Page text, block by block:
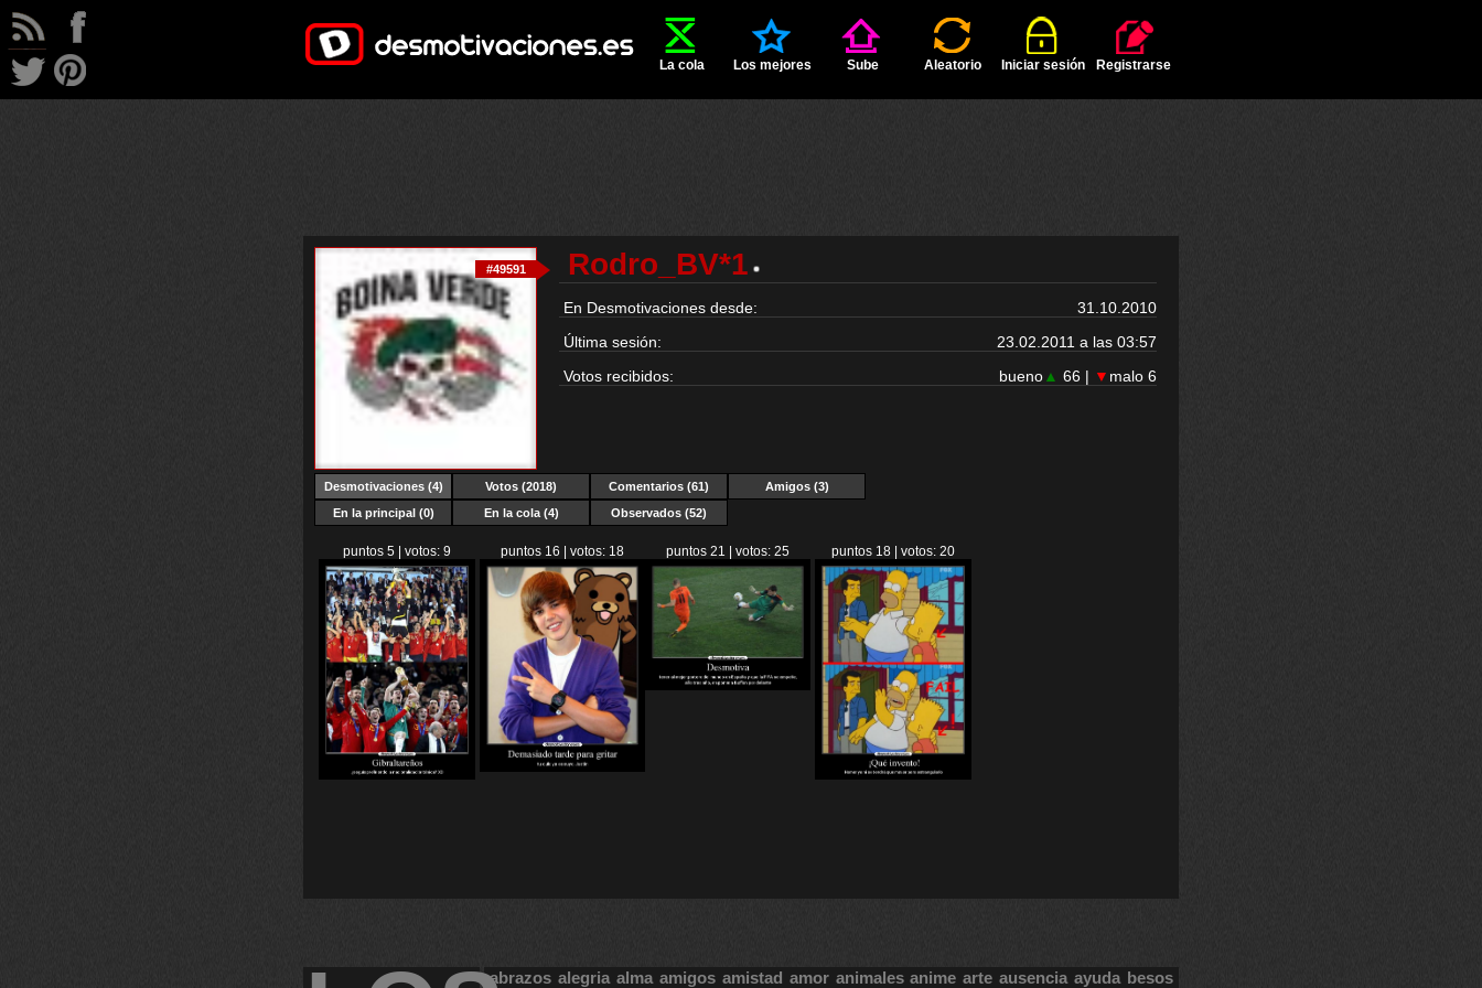
La cola Los mejores Sube Aleatorio Iniciar sesión Registrarse
#49591 Rodro_BV*1
En Desmotivaciones desde:
31.10.2010
Última sesión:
23.02.2011 a las 03:57
Votos recibidos:
bueno▲ 66 | ▼ malo 6
Desmotivaciones(4) Votos (2018) Comentarios (61)
Amigos (3)
En la principal (0)
En la cola (4) Observados (52)
puntos 5 | votos: 9 puntos 16 | votos: 18 puntos 21 | votos: 25 puntos 18 | votos: 20
abrazos alegria alma amigos amistad amor animales anime arte ausencia ayuda besos